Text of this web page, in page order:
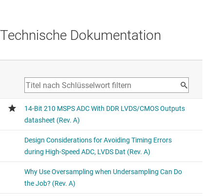
Technische Dokumentation